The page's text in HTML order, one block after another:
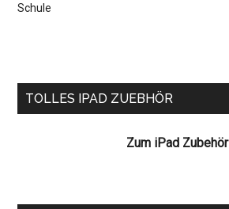
Schule
Seitenspalte
TOLLES IPAD ZUEBHÖR
Zum iPad Zubehör